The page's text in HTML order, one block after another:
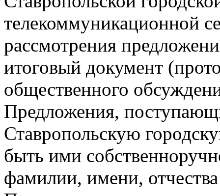
телекоммуникационной
рассмотрения
итоговый документ
общественного
Предложения,
Ставропольскую
быть ими
фамилии, имени,